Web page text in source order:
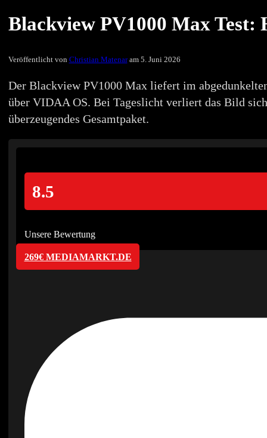
Blackview PV1000 Max Test:
Veröffentlicht von Christian Matenaram 5. Juni 2026
Der Blackview PV1000 Max liefert im
über VIDAA OS. Bei Tageslicht verliert das Bild
überzeugendes Gesamtpaket.
8.5
Unsere Bewertung
269€ MEDIAMARKT.DE